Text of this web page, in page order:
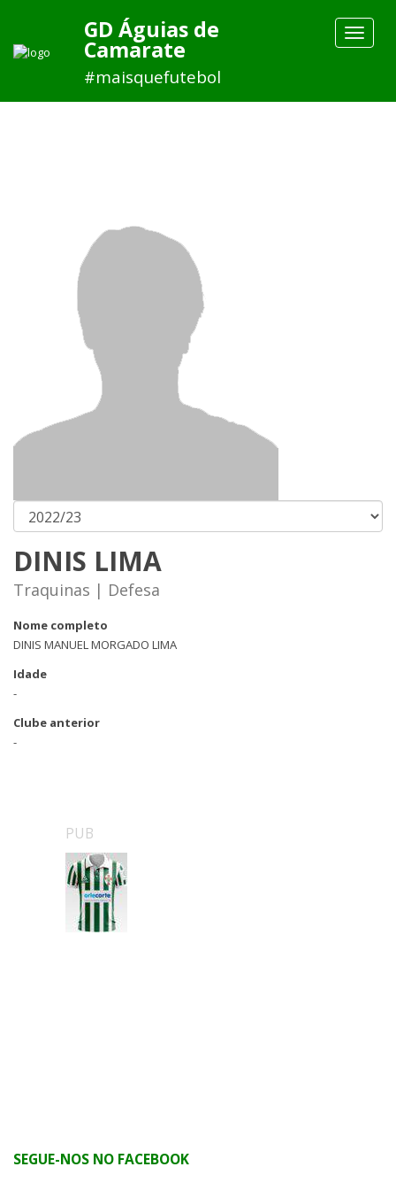
Toggle
GD Águias de
Camarate
#maisquefutebol
DINIS LIMA
Traquinas | Defesa
Nome completo
DINIS MANUEL MORGADO LIMA
Idade
-
Clube anterior
-
PUB
SEGUE-NOS NO FACEBOOK